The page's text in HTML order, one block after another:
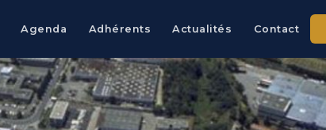
Agenda Adhérents Actualités Contact